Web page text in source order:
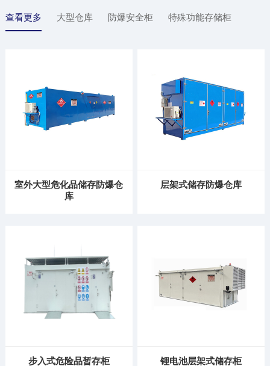
查看更多 大型仓库 防爆安全柜
特殊功能存储柜
室外大型危化品储存防爆仓
库
层架式储存防爆仓库
步入式危险品暂存柜 锂电池层架式储存柜